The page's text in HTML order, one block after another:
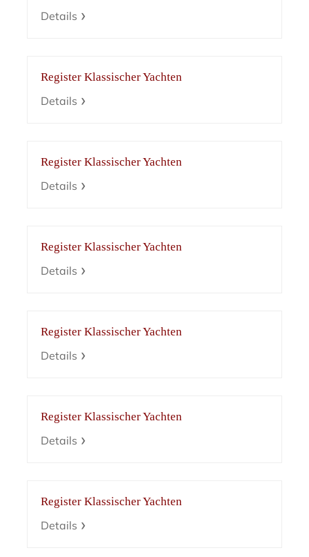
Details
Register Klassischer Yachten
Details
Register Klassischer Yachten
Details
Register Klassischer Yachten
Details
Register Klassischer Yachten
Details
Register Klassischer Yachten
Details
Register Klassischer Yachten
Details